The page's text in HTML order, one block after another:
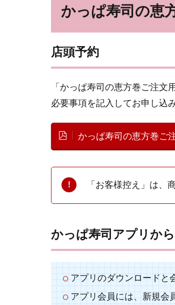
かっぱ寿司の恵
店頭予約
「かっぱ寿司の恵方巻ご注文
必要事項を記入してお申し込
かっぱ寿司の恵方巻ご
「お客様控え」は、
かっぱ寿司アプリか
アプリのダウンロードと
アプリ会員には、新規会